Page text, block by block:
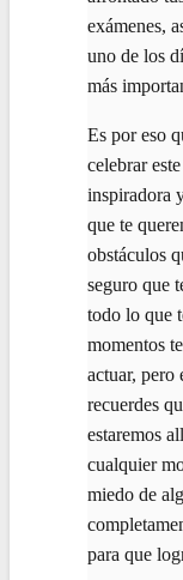
exámenes,
uno de los
más
Es por eso
celebrar
inspiradora
que te
obstáculos
seguro que
todo lo que
momentos
actuar, pero
recuerdes
estaremos
cualquier
miedo de
para que